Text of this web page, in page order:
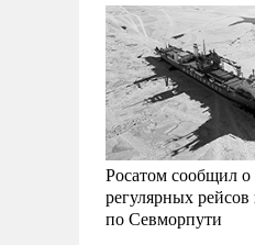
Росатом сообщил о
регулярных
по Севморпути